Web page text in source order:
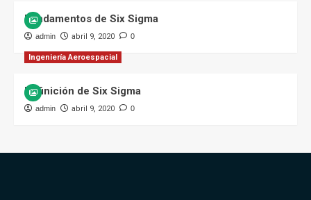
Fundamentos de Six Sigma
admin abril 9, 2020 0
Ingeniería Aeroespacial
Definición de Six Sigma
admin abril 9, 2020 0